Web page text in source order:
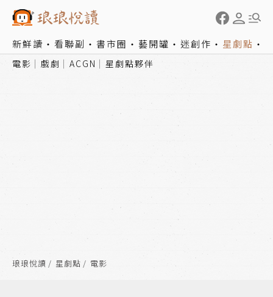
新鮮讀 看聯副 書市圈 藝開罐 迷創作 星劇點
電影 戲劇 ACGN 星劇點夥伴
琅琅悅讀 星劇點 電影